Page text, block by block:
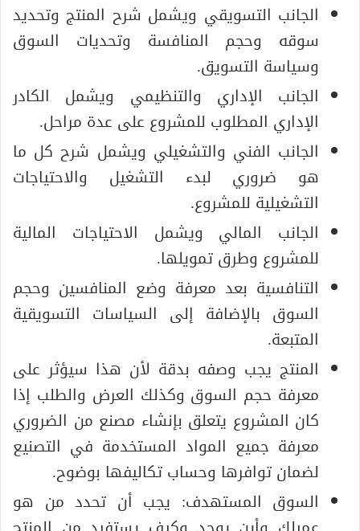
الجانب التسويقي ويشمل شرح المنتج وتحديد
سوقه وحجم المنافسة وتحديات السوق
وسياسة التسويق.
الجانب الإداري والتنظيمي ويشمل الكادر
الإداري المطلوب للمشروع على عدة مراحل.
الجانب الفني والتشغيلي ويشمل شرح كل ما
هو ضروري لبدء التشغيل والاحتياجات
التشغيلية للمشروع.
الجانب المالي ويشمل الاحتياجات المالية
للمشروع وطرق تمويلها.
التنافسية بعد معرفة وضع المنافسين وحجم
السوق بالإضافة إلى السياسات التسويقية
المتبعة.
المنتج يجب وصفه بدقة لأن هذا سيؤثر على
معرفة حجم السوق وكذلك العرض والطلب إذا
كان المشروع يتعلق بإنشاء مصنع من الضروري
معرفة جميع المواد المستخدمة في التصنيع
لضمان توافرها وحساب تكاليفها بوضوح.
السوق المستهدف: يجب أن تحدد من هو